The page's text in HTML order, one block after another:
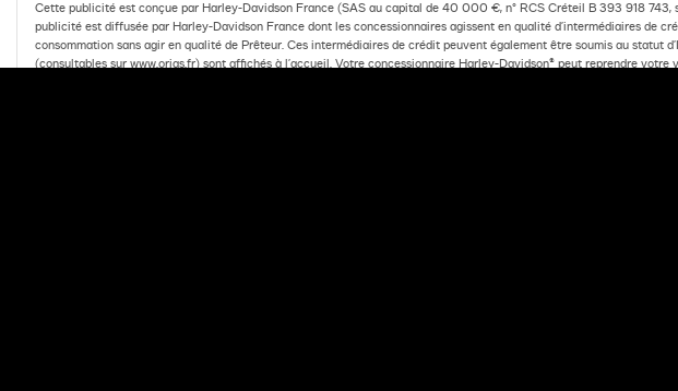
Cette publicité est conçue par Harley-Davidson France (SAS au capital de 40 000 €, n° RCS Créteil B 393 918
publicité est diffusée par Harley-Davidson France dont les concessionnaires agissent en qualité d’intermédiaires de
consommation sans agir en qualité de Prêteur. Ces intermédiaires de crédit peuvent également être soumis au statut
(consultables sur www.orias.fr) sont affichés à l’accueil. Votre concessionnaire Harley-Davidson® peut reprendre